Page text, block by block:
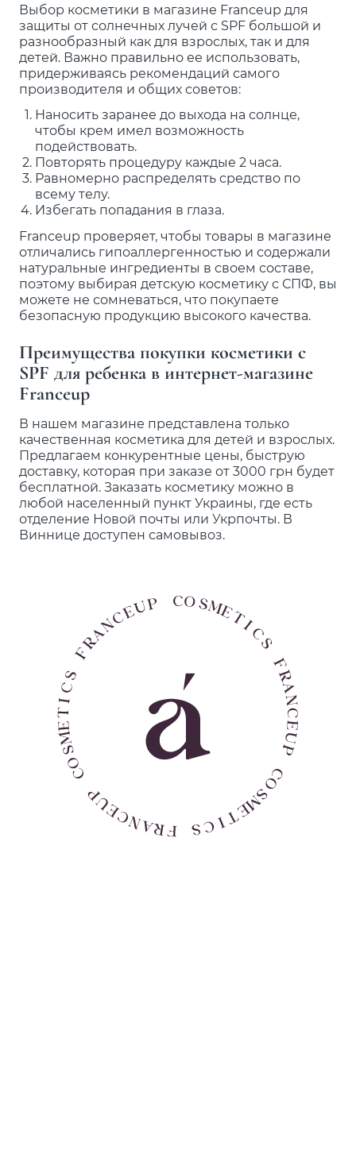
Выбор косметики в магазине Franceup для
защиты от солнечных лучей с SPF большой и
разнообразный как для взрослых, так и для
детей. Важно правильно ее использовать,
придерживаясь рекомендаций самого
производителя и общих советов:
Наносить заранее до выхода на солнце,
чтобы крем имел возможность
подействовать.
Повторять процедуру каждые 2 часа.
Равномерно распределять средство по
всему телу.
Избегать попадания в глаза.
Franceup проверяет, чтобы товары в магазине
отличались гипоаллергенностью и содержали
натуральные ингредиенты в своем составе,
поэтому выбирая детскую косметику с СПФ, вы
можете не сомневаться, что покупаете
безопасную продукцию высокого качества.
Преимущества покупки косметики с
SPF для ребенка в интернет-магазине
Franceup
В нашем магазине представлена только
качественная косметика для детей и взрослых.
Предлагаем конкурентные цены, быструю
доставку, которая при заказе от 3000 грн будет
бесплатной. Заказать косметику можно в
любой населенный пункт Украины, где есть
отделение Новой почты или Укрпочты. В
Виннице доступен самовывоз.